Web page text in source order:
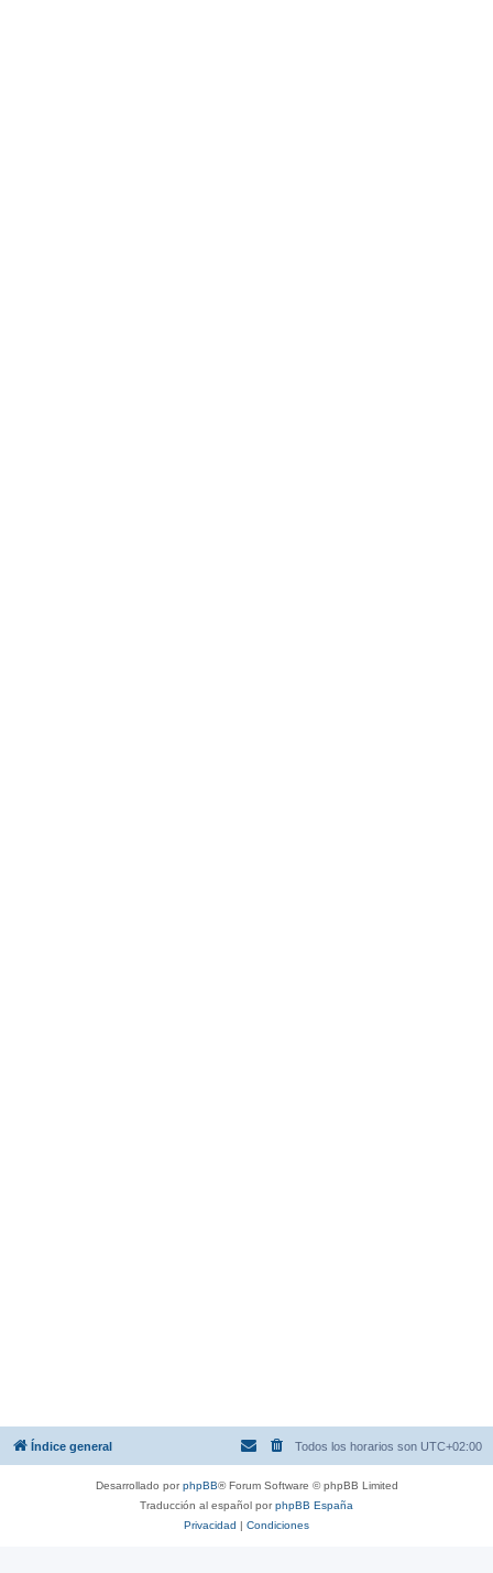
Índice general Todos los horarios son UTC+02:00
Desarrollado porphpBB® Forum Software © phpBB Limited
Traducción al español porphpBB España
Privacidad | Condiciones